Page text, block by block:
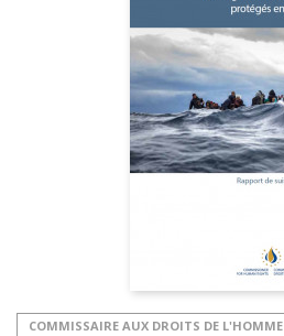
COMMISSAIRE AUX DROITS DE L'HOMME